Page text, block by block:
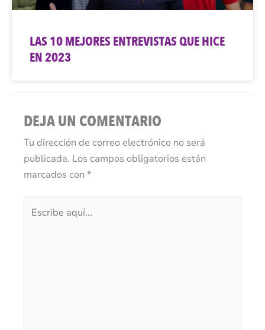
LAS 10 MEJORES ENTREVISTAS QUE HICE
EN 2023
DEJA UN COMENTARIO
Tu dirección de correo electrónico no será
publicada. Los campos obligatorios están
marcados con *
aquí...